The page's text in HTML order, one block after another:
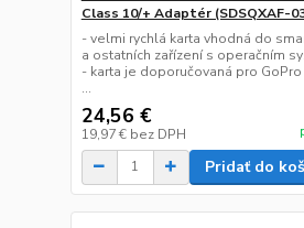
Class 10/+ Adaptér (SDSQXAF-
- velmi rychlá karta vhodná do
a ostatních zařízení s operačním
- karta je doporučovaná pro
...
24,56 €
19,97 € bez DPH
Pridať do